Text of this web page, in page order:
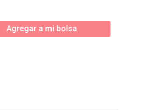
Agregar a mi bolsa